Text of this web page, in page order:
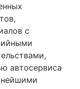
с
автосервиса